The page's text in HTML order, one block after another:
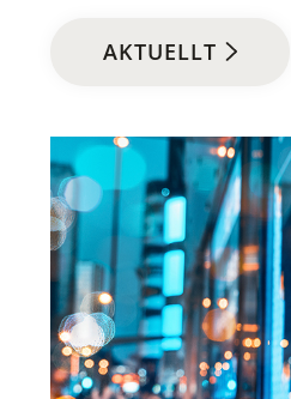
AKTUELLT